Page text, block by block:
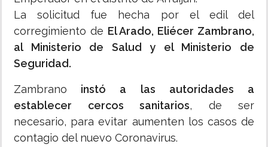
La solicitud fue hecha por el edil del
corregimiento de El Arado, Eliécer Zambrano,
al Ministerio de Salud y el Ministerio de
Seguridad.
Zambrano instó a las autoridades a
establecer cercos sanitarios, de ser
necesario, para evitar aumenten los casos de
contagio del nuevo Coronavirus.